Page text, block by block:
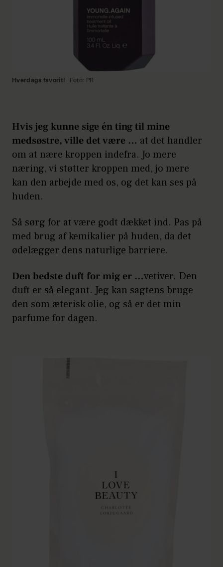
Hverdags favorit! Foto: PR
Hvis jeg kunne sige én ting til mine
medsøstre, ville det være … at det handler
om at nære kroppen indefra. Jo mere
næring, vi støtter kroppen med, jo mere
kan den arbejde med os, og det kan ses på
huden.
Så sørg for at være godt dækket ind. Pas på
med brug af kemikalier på huden, da det
ødelægger dens naturlige barriere.
Den bedste duft for mig er …vetiver. Den
duft er så elegant. Jeg kan sagtens bruge
den som æterisk olie, og så er det min
parfume for dagen.